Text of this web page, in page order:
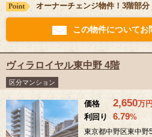
オーナーチェンジ物件！3階部分
この物件についてお
ヴィラロイヤル東中野 4階
区分マンション
価格 2,650万円
利回り
6.79%
東京都中野区東中野